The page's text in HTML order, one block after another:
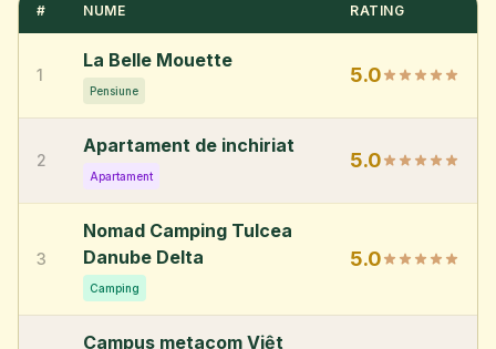
# NUME RATING
1
La Belle Mouette
Pensiune
5.0
2
Apartament de inchiriat
Apartament
5.0
3
Nomad Camping Tulcea
Danube Delta
Camping
5.0
Campus metacom Việt